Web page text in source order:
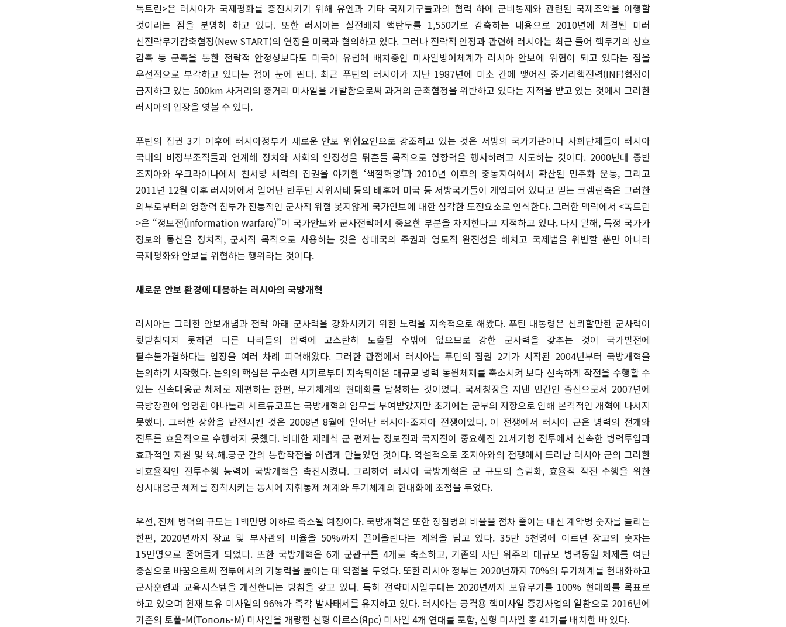
독트린>은 러시아가 국제평화를 증진시키기 위해 유엔과 기타 국제기구들과의 협력 하에 군비통제와 관련된 국제조약을 이행할
것이라는 점을 분명히 하고 있다. 또한 러시아는 실전배치 핵탄두를 1,550기로 감축하는 내용으로 2010년에 체결된 미러
신전략무기감축협정(New START)의 연장을 미국과 협의하고 있다. 그러나 전략적 안정과 관련해 러시아는 최근 들어 핵무기의 상호
감축 등 군축을 통한 전략적 안정성보다도 미국이 유럽에 배치중인 미사일방어체계가 러시아 안보에 위협이 되고 있다는 점을
우선적으로 부각하고 있다는 점이 눈에 띈다. 최근 푸틴의 러시아가 지난 1987년에 미소 간에 맺어진 중거리핵전력(INF)협정이
금지하고 있는 500km 사거리의 중거리 미사일을 개발함으로써 과거의 군축협정을 위반하고 있다는 지적을 받고 있는 것에서 그러한
러시아의 입장을 엿볼 수 있다.
푸틴의 집권 3기 이후에 러시아정부가 새로운 안보 위협요인으로 강조하고 있는 것은 서방의 국가기관이나 사회단체들이 러시아
국내의 비정부조직들과 연계해 정치와 사회의 안정성을 뒤흔들 목적으로 영향력을 행사하려고 시도하는 것이다. 2000년대 중반
조지아와 우크라이나에서 친서방 세력의 집권을 야기한 ‘색깔혁명’과 2010년 이후의 중동지여에서 확산된 민주화 운동, 그리고
2011년 12월 이후 러시아에서 일어난 반푸틴 시위사태 등의 배후에 미국 등 서방국가들이 개입되어 있다고 믿는 크렘린측은 그러한
외부로부터의 영향력 침투가 전통적인 군사적 위협 못지않게 국가안보에 대한 심각한 도전요소로 인식한다. 그러한 맥락에서 <독트린
>은 “정보전(information warfare)”이 국가안보와 군사전략에서 중요한 부분을 차지한다고 지적하고 있다. 다시 말해, 특정 국가가
정보와 통신을 정치적, 군사적 목적으로 사용하는 것은 상대국의 주권과 영토적 완전성을 해치고 국제법을 위반할 뿐만 아니라
국제평화와 안보를 위협하는 행위라는 것이다.
새로운 안보 환경에 대응하는 러시아의 국방개혁
러시아는 그러한 안보개념과 전략 아래 군사력을 강화시키기 위한 노력을 지속적으로 해왔다. 푸틴 대통령은 신뢰할만한 군사력이
뒷받침되지 못하면 다른 나라들의 압력에 고스란히 노출될 수밖에 없으므로 강한 군사력을 갖추는 것이 국가발전에
필수불가결하다는 입장을 여러 차례 피력해왔다. 그러한 관점에서 러시아는 푸틴의 집권 2기가 시작된 2004년부터 국방개혁을
논의하기 시작했다. 논의의 핵심은 구소련 시기로부터 지속되어온 대규모 병력 동원체제를 축소시켜 보다 신속하게 작전을 수행할 수
있는 신속대응군 체제로 재편하는 한편, 무기체계의 현대화를 달성하는 것이었다. 국세청장을 지낸 민간인 출신으로서 2007년에
국방장관에 임명된 아나톨리 세르듀코프는 국방개혁의 임무를 부여받았지만 초기에는 군부의 저항으로 인해 본격적인 개혁에 나서지
못했다. 그러한 상황을 반전시킨 것은 2008년 8월에 일어난 러시아-조지아 전쟁이었다. 이 전쟁에서 러시아 군은 병력의 전개와
전투를 효율적으로 수행하지 못했다. 비대한 재래식 군 편제는 정보전과 국지전이 중요해진 21세기형 전투에서 신속한 병력투입과
효과적인 지원 및 육.해.공군 간의 통합작전을 어렵게 만들었던 것이다. 역설적으로 조지아와의 전쟁에서 드러난 러시아 군의 그러한
비효율적인 전투수행 능력이 국방개혁을 촉진시켰다. 그리하여 러시아 국방개혁은 군 규모의 슬림화, 효율적 작전 수행을 위한
상시대응군 체제를 정착시키는 동시에 지휘통제 체계와 무기체계의 현대화에 초점을 두었다.
우선, 전체 병력의 규모는 1백만명 이하로 축소될 예정이다. 국방개혁은 또한 징집병의 비율을 점차 줄이는 대신 계약병 숫자를 늘리는
한편, 2020년까지 장교 및 부사관의 비율을 50%까지 끌어올린다는 계획을 담고 있다. 35만 5천명에 이르던 장교의 숫자는
15만명으로 줄어들게 되었다. 또한 국방개혁은 6개 군관구를 4개로 축소하고, 기존의 사단 위주의 대규모 병력동원 체제를 여단
중심으로 바꿈으로써 전투에서의 기동력을 높이는 데 역점을 두었다. 또한 러시아 정부는 2020년까지 70%의 무기체계를 현대화하고
군사훈련과 교육시스템을 개선한다는 방침을 갖고 있다. 특히 전략미사일부대는 2020년까지 보유무기를 100% 현대화를 목표로
하고 있으며 현재 보유 미사일의 96%가 즉각 발사태세를 유지하고 있다. 러시아는 공격용 핵미사일 증강사업의 일환으로 2016년에
기존의 토폴-M(Тополь-М) 미사일을 개량한 신형 야르스(Ярс) 미사일 4개 연대를 포함, 신형 미사일 총 41기를 배치한 바 있다.